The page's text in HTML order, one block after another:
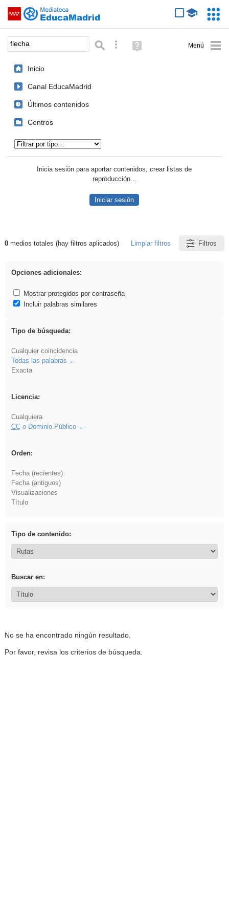
Saltar navegación
Palabra o frase: Búsqueda avanzada
Ayuda
(en
Inicio
Canal EducaMadrid
Últimos contenidos
Centros
Inicia sesión para aportar contenidos, crear listas de
reproducción...
Iniciar sesión
Resultados de: flecha
0medios totales (hay filtros aplicados) Limpiar filtros Filtros
Opciones adicionales:
Mostrar protegidos por contraseña
Incluir palabras similares
Tipo de búsqueda:
Cualquier coincidencia
Todas las palabras
Exacta
Licencia:
Cualquiera
CCo Dominio Público
Orden:
Fecha (recientes)
Fecha (antiguos)
Visualizaciones
Título
Tipo de contenido:
Buscar en:
No se ha encontrado ningún resultado.
Por favor, revisa los criterios de búsqueda.